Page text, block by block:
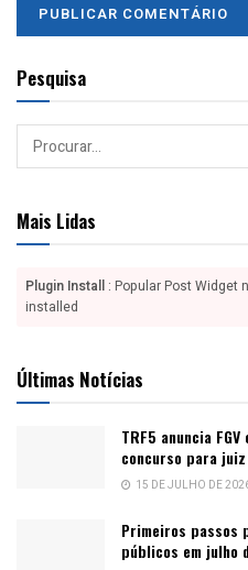
Pesquisa
Mais Lidas
Plugin Install : Popular Post Widget
installed
Últimas Notícias
TRF5 anuncia
concurso para
15 DE JULHO DE
Primeiros passos
públicos em julho